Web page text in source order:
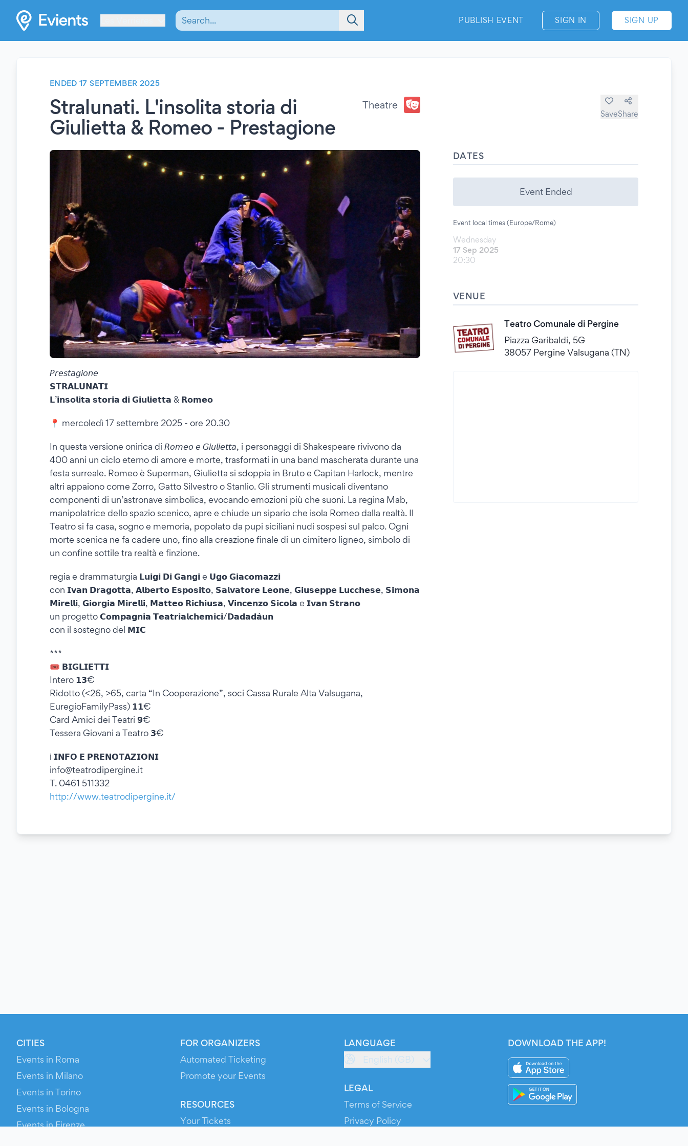
PUBLISH EVENT SIGN IN SIGN UP
ENDED 17 SEPTEMBER 2025
Stralunati. L'insolita storia di
Giulietta & Romeo - Prestagione
Theatre
SaveShare
𝘗𝘳𝘦𝘴𝘵𝘢𝘨𝘪𝘰𝘯𝘦
𝗦𝗧𝗥𝗔𝗟𝗨𝗡𝗔𝗧𝗜
𝗟’𝗶𝗻𝘀𝗼𝗹𝗶𝘁𝗮 𝘀𝘁𝗼𝗿𝗶𝗮 𝗱𝗶 𝗚𝗶𝘂𝗹𝗶𝗲𝘁𝘁𝗮 & 𝗥𝗼𝗺𝗲𝗼
📍 mercoledì 17 settembre 2025 - ore 20.30
In questa versione onirica di 𝘙𝘰𝘮𝘦𝘰 𝘦 𝘎𝘪𝘶𝘭𝘪𝘦𝘵𝘵𝘢, i personaggi di Shakespeare rivivono da
400 anni un ciclo eterno di amore e morte, trasformati in una band mascherata durante una
festa surreale. Romeo è Superman, Giulietta si sdoppia in Bruto e Capitan Harlock, mentre
altri appaiono come Zorro, Gatto Silvestro o Stanlio. Gli strumenti musicali diventano
componenti di un’astronave simbolica, evocando emozioni più che suoni. La regina Mab,
manipolatrice dello spazio scenico, apre e chiude un sipario che isola Romeo dalla realtà. Il
Teatro si fa casa, sogno e memoria, popolato da pupi siciliani nudi sospesi sul palco. Ogni
morte scenica ne fa cadere uno, fino alla creazione finale di un cimitero ligneo, simbolo di
un confine sottile tra realtà e finzione.
regia e drammaturgia 𝗟𝘂𝗶𝗴𝗶 𝗗𝗶 𝗚𝗮𝗻𝗴𝗶 e 𝗨𝗴𝗼 𝗚𝗶𝗮𝗰𝗼𝗺𝗮𝘇𝘇𝗶
con 𝗜𝘃𝗮𝗻 𝗗𝗿𝗮𝗴𝗼𝘁𝘁𝗮, 𝗔𝗹𝗯𝗲𝗿𝘁𝗼 𝗘𝘀𝗽𝗼𝘀𝗶𝘁𝗼, 𝗦𝗮𝗹𝘃𝗮𝘁𝗼𝗿𝗲 𝗟𝗲𝗼𝗻𝗲, 𝗚𝗶𝘂𝘀𝗲𝗽𝗽𝗲 𝗟𝘂𝗰𝗰𝗵𝗲𝘀𝗲, 𝗦𝗶𝗺𝗼𝗻𝗮
𝗠𝗶𝗿𝗲𝗹𝗹𝗶, 𝗚𝗶𝗼𝗿𝗴𝗶𝗮 𝗠𝗶𝗿𝗲𝗹𝗹𝗶, 𝗠𝗮𝘁𝘁𝗲𝗼 𝗥𝗶𝗰𝗵𝗶𝘂𝘀𝗮, 𝗩𝗶𝗻𝗰𝗲𝗻𝘇𝗼 𝗦𝗶𝗰𝗼𝗹𝗮 e 𝗜𝘃𝗮𝗻 𝗦𝘁𝗿𝗮𝗻𝗼
un progetto 𝗖𝗼𝗺𝗽𝗮𝗴𝗻𝗶𝗮 𝗧𝗲𝗮𝘁𝗿𝗶𝗮𝗹𝗰𝗵𝗲𝗺𝗶𝗰𝗶/𝗗𝗮𝗱𝗮𝗱𝗮̀𝘂𝗻
con il sostegno del 𝗠𝗜𝗖
***
🎟️ 𝗕𝗜𝗚𝗟𝗜𝗘𝗧𝗧𝗜
Intero 𝟭𝟯€
Ridotto (<26, >65, carta “In Cooperazione”, soci Cassa Rurale Alta Valsugana,
EuregioFamilyPass) 𝟭𝟭€
Card Amici dei Teatri 𝟵€
Tessera Giovani a Teatro 𝟯€
ℹ️ 𝗜𝗡𝗙𝗢 𝗘 𝗣𝗥𝗘𝗡𝗢𝗧𝗔𝗭𝗜𝗢𝗡𝗜
info@teatrodipergine.it
T. 0461 511332
http://www.teatrodipergine.it/
DATES
Event Ended
Event local times (Europe/Rome)
Wednesday
17 Sep 2025
20:30
VENUE
Teatro Comunale di Pergine
Piazza Garibaldi, 5G
38057 Pergine Valsugana (TN)
CITIES
Events in Roma
Events in Milano
Events in Torino
Events in Bologna
Events in Firenze
FOR ORGANIZERS
Automated Ticketing
Promote your Events
RESOURCES
Your Tickets
LANGUAGE
English (GB)
LEGAL
Terms of Service
Privacy Policy
DOWNLOAD THE APP!